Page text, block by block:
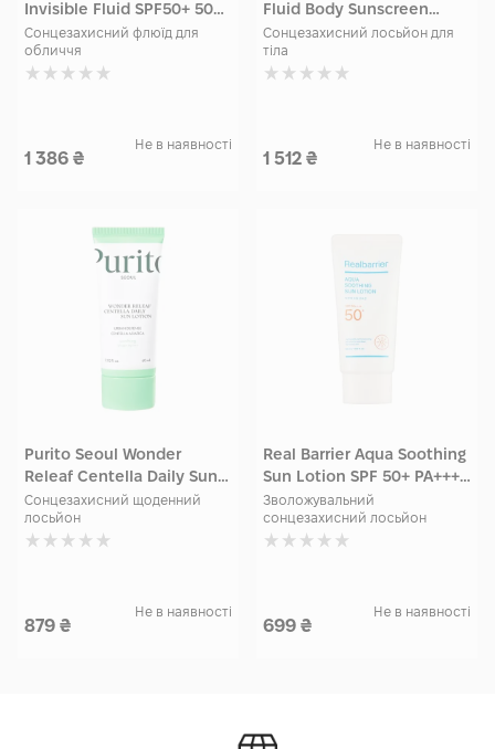
Invisible Fluid SPF50+ 50
мл
Сонцезахисний флюїд для
обличчя
1 386 ₴
Не в наявності
Fluid Body Sunscreen
SPF50+ 200 мл
Сонцезахисний лосьйон для
тіла
1 512 ₴
Не в наявності
Purito Seoul Wonder
Releaf Centella Daily Sun
Lotion 60 мл
Сонцезахисний щоденний
лосьйон
879 ₴
Не в наявності
Real Barrier Aqua Soothing
Sun Lotion SPF 50+ PA++++
50 мл
Зволожувальний
сонцезахисний лосьйон
699 ₴
Не в наявності